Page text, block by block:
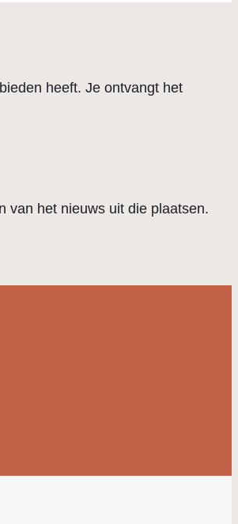
heeft. Je ontvangt het
van het nieuws uit die plaatsen.